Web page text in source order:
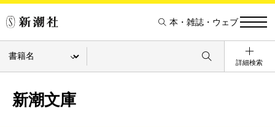
本・雑誌・ウェブ
詳細検索
新潮文庫